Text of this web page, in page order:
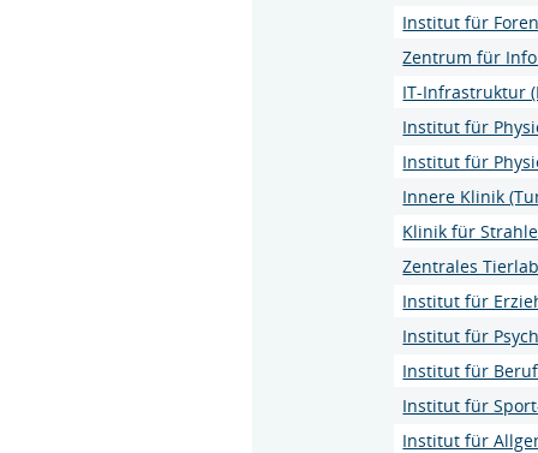
Institut für
Zentrum für
IT-Infrastruktur
Institut für
Institut für
Innere Klinik
Klinik für
Zentrales
Institut für
Institut für
Institut für
Institut für
Institut für